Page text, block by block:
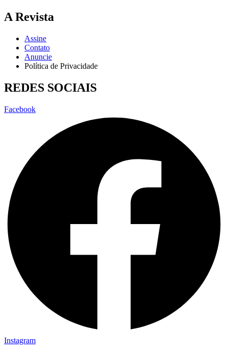
A Revista
Assine
Contato
Anuncie
Política de Privacidade
REDES SOCIAIS
Facebook
Instagram